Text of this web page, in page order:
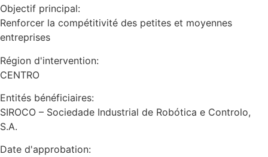
Objectif principal:
Renforcer la compétitivité des petites et moyennes
entreprises
Région d'intervention:
CENTRO
Entités bénéficiaires:
SIROCO – Sociedade Industrial de Robótica e Controlo,
S.A.
Date d'approbation: